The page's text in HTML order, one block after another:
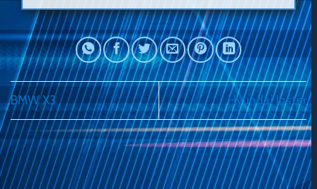
BMW X3 Hyundai Inster